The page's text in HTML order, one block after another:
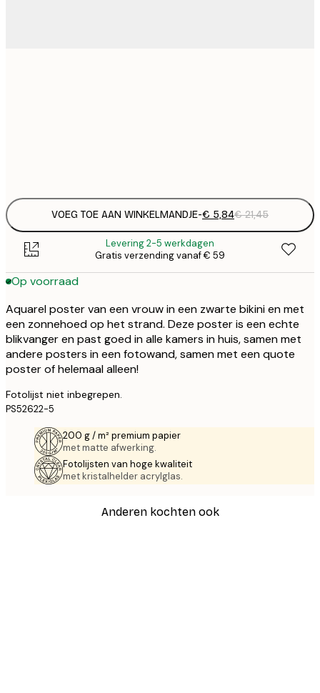
VOEG TOE AAN WINKELMANDJE-€ 5,84€ 21,45
Levering 2-5 werkdagen
Gratis verzending vanaf € 59
Op voorraad
Aquarel poster van een vrouw in een zwarte bikini en met
een zonnehoed op het strand. Deze poster is een echte
blikvanger en past goed in alle kamers in huis, samen met
andere posters in een fotowand, samen met een quote
poster of helemaal alleen!
Fotolijst niet inbegrepen.
PS52622-5
200 g / m² premium papier
met matte afwerking.
Fotolijsten van hoge kwaliteit
met kristalhelder acrylglas.
Anderen kochten ook